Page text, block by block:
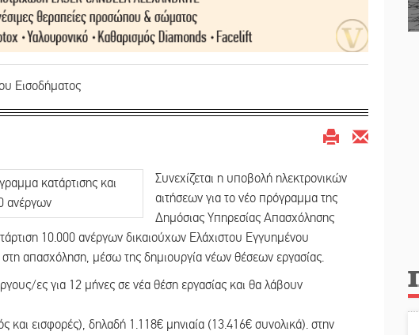
Εισοδήματος
Συνεχίζεται η υποβολή ηλεκτρονικών
αιτήσεων για το νέο πρόγραμμα της
Δημόσιας Υπηρεσίας Απασχόλησης
10.000 ανέργων δικαιούχων Ελάχιστου Εγγυημένου
στη απασχόληση, μέσω της δημιουργία νέων θέσεων εργασίας.
ες για 12 μήνες σε νέα θέση εργασίας και θα λάβουν
και εισφορές), δηλαδή 1.118€ μηνιαία (13.416€ συνολικά). στην